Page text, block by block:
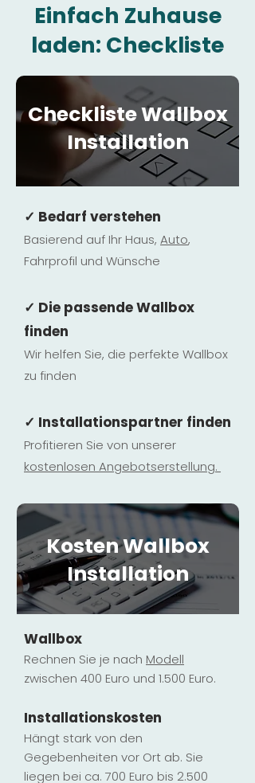
Einfach Zuhause
laden: Checkliste
Checkliste Wallbox
Installation
✓ Bedarf verstehen
Basierend auf Ihr Haus, Auto,
Fahrprofil und Wünsche
✓ Die passende Wallbox
finden
Wir helfen Sie, die perfekte Wallbox
zu finden
✓ Installationspartner finden
Profitieren Sie von unserer
kostenlosen Angebotserstellung.
Kosten Wallbox
Installation
Wallbox
Rechnen Sie je nach Modell
zwischen 400 Euro und 1.500 Euro.
Installationskosten
Hängt stark von den
Gegebenheiten vor Ort ab. Sie
liegen bei ca. 700 Euro bis 2.500